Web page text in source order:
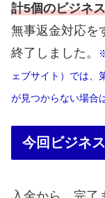
計5個のビジネ
無事返金対応を
終了しました。
ェブサイト）では、
が見つからない場合
今回ビジネ